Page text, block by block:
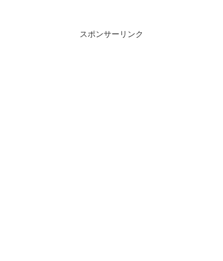
スポンサーリンク